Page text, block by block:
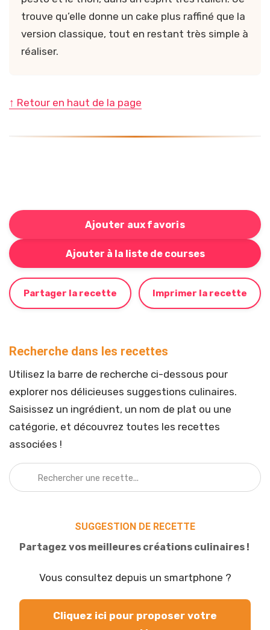
trouve qu’elle donne un cake plus raffiné que la
version classique, tout en restant très simple à
réaliser.
↑ Retour en haut de la page
Ajouter aux favoris
Ajouter à la liste de courses
Bouton pour ajouter cette recette à votre liste de
Partager la recette Imprimer la recette
Recherche dans les recettes
Utilisez la barre de recherche ci-dessous pour
explorer nos délicieuses suggestions culinaires.
Saisissez un ingrédient, un nom de plat ou une
catégorie, et découvrez toutes les recettes
associées !
SUGGESTION DE RECETTE
Partagez vos meilleures créations culinaires !
Vous consultez depuis un smartphone ?
Cliquez ici pour proposer votre